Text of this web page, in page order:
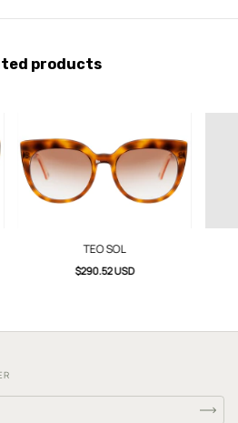
products
TEO SOL
$290.52 USD